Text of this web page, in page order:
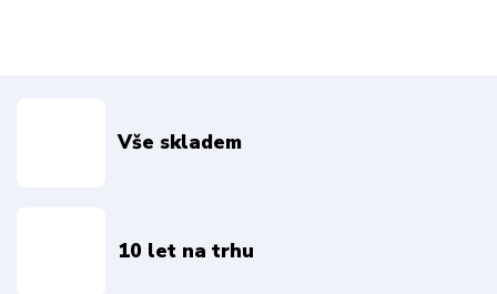
Vše skladem
10 let na trhu